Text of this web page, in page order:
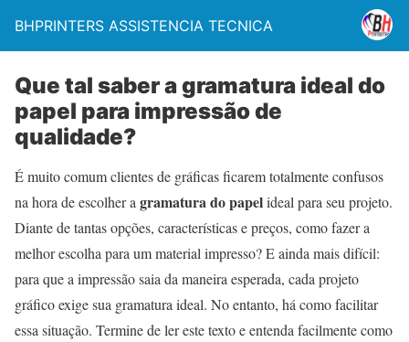
BHPRINTERS ASSISTENCIA TECNICA
Que tal saber a gramatura ideal do
papel para impressão de
qualidade?
É muito comum clientes de gráficas ficarem totalmente confusos
na hora de escolher a gramatura do papelideal para seu projeto.
Diante de tantas opções, características e preços, como fazer a
melhor escolha para um material impresso? E ainda mais difícil:
para que a impressão saia da maneira esperada, cada projeto
gráfico exige sua gramatura ideal. No entanto, há como facilitar
essa situação. Termine de ler este texto e entenda facilmente como